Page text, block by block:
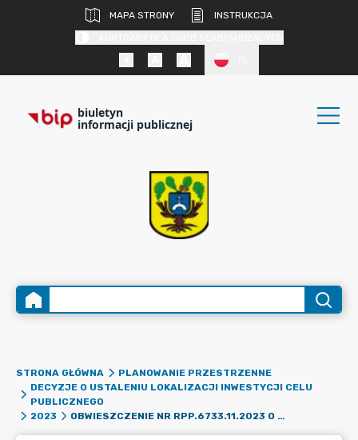
MAPA STRONY
INSTRUKCJA
biuletyn
informacji publicznej
STRONA GŁÓWNA
PLANOWANIE PRZESTRZENNE
DECYZJE O USTALENIU LOKALIZACJI INWESTYCJI CELU
PUBLICZNEGO
2023
OBWIESZCZENIE NR RPP.6733.11.2023 O WSZCZĘCIU POSTĘPOWANIA W SPRAWIE WYDANIA DECYZJI O LOKALIZACJI INWESTYCJI CELU PUBLICZNEGO DLA PRZEDSIĘWZIĘCIA POLEGAJĄCEGO NA BUDOWIE SIECI WODOCIĄGOWEJ, NA DZIAŁKACH O NR EWID. 44/32, 44/113, 44/99, 44/97 ORAZ CZĘŚCI DZIAŁKI O NR EWID. 44/22, POŁOŻONYCH W OBRĘBIE GEODEZYJNYM TRZCIELIN, GMINA DOPIEWO.